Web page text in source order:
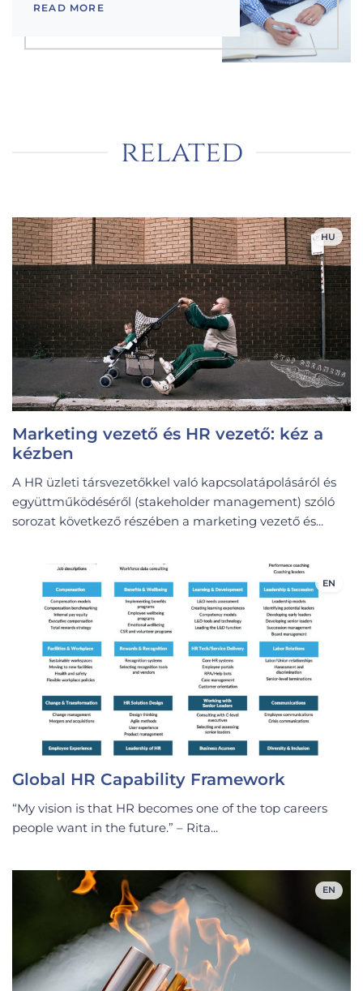
READ MORE
related
HU
Marketing vezető és HR vezető: kéz a
kézben
A HR üzleti társvezetőkkel való kapcsolatápolásáról és
együttműködéséről (stakeholder management) szóló
sorozat következő részében a marketing vezető és...
EN
Global HR Capability Framework
“My vision is that HR becomes one of the top careers
people want in the future.” – Rita...
EN